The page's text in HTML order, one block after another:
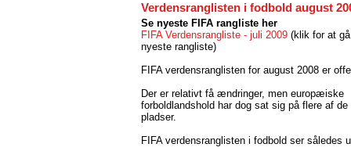
Verdensranglisten i fodbold august
Se nyeste FIFA rangliste her
FIFA Verdensrangliste - juli 2009 (klik for at
nyeste rangliste)
FIFA verdensranglisten for august 2008 er
Der er relativt få ændringer, men europæiske
forboldlandshold har dog sat sig på flere af
pladser.
FIFA verdensranglisten i fodbold ser således